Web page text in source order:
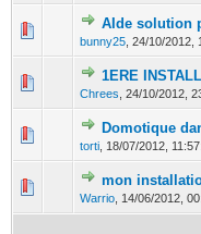
AIde solution
bunny25 24/10/2012,
0 Votes - 0
1ERE
Chrees 24/10/2012,
0 Votes - 0
Domotique
torti 18/07/2012,
0 Votes - 0
mon
Warrio 14/06/2012,
0 Votes - 0